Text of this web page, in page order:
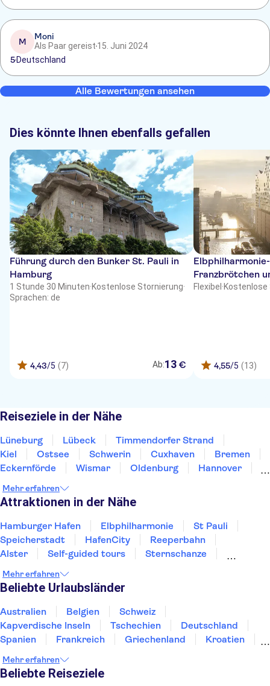
M
Moni
Als Paar gereist 15. Juni 2024
5 Deutschland
Alle Bewertungen ansehen
Dies könnte Ihnen ebenfalls gefallen
Führung durch den Bunker St. Pauli in
Hamburg
1 Stunde 30 Minuten·Kostenlose Stornierung·
Sprachen: de
4,43/5 (7) Ab:13 €
Franzbrötchen
Flexibel ·
4,55/5 (13)
Reiseziele in der Nähe
Lüneburg Lübeck
Timmendorfer Strand
Kiel
Ostsee Schwerin Cuxhaven
Bremen
Eckernförde
Wismar Oldenburg
Hannover
Mehr erfahren
Attraktionen in der Nähe
Hamburger Hafen Elbphilharmonie
St Pauli
Speicherstadt
HafenCity
Reeperbahn
Alster
Self-guided tours
Sternschanze
Berliner Mauer
Semperoper Dresden
Neues Grünes Gewölbe
Mehr erfahren
Beliebte Urlaubsländer
Australien Belgien
Schweiz
Kapverdische Inseln
Tschechien
Deutschland
Spanien
Frankreich Griechenland
Kroatien
Norwegen
Polen
Mehr erfahren
Beliebte Reiseziele